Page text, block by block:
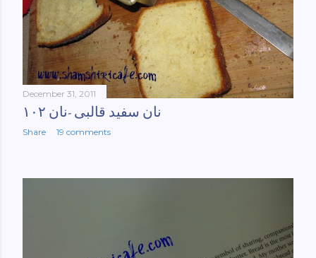
December 31, 2011
نان سفید قالبی -نان ۱۰۲
Share 19 comments